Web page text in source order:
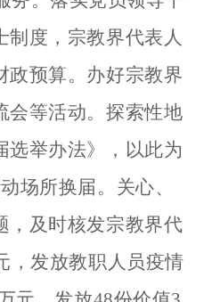
度， 宗教界代表人
政预算。办好宗教界
会等活动。探索性地
选举办法》，以此为
场所换届。关心、
，及时核发宗教界代
，发放教职人员疫情